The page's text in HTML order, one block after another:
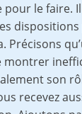
pour le faire.
Précisons
son
recevez